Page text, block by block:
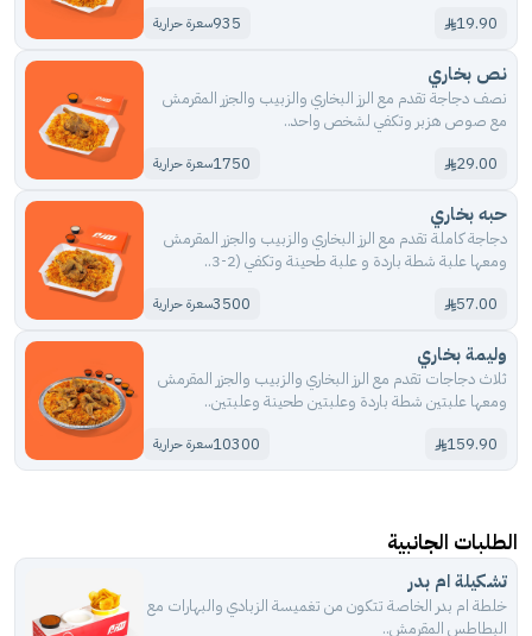
19.90
935سعرة حرارية
نص بخاري
نصف دجاجة تقدم مع الرز البخاري والزبيب والجزر المقرمش
مع صوص هزبر وتكفي لشخص واحد..
29.00
1750سعرة حرارية
حبه بخاري
دجاجة كاملة تقدم مع الرز البخاري والزبيب والجزر المقرمش
ومعها علبة شطة باردة و علبة طحينة وتكفي (2-3..
57.00
3500سعرة حرارية
وليمة بخاري
ثلاث دجاجات تقدم مع الرز البخاري والزبيب والجزر المقرمش
ومعها علبتين شطة باردة وعلبتين طحينة وعلبتين..
159.90
10300سعرة حرارية
الطلبات الجانبية
تشكيلة ام بدر
خلطة ام بدر الخاصة تتكون من تغميسة الزبادي والبهارات مع
البطاطس المقرمش..